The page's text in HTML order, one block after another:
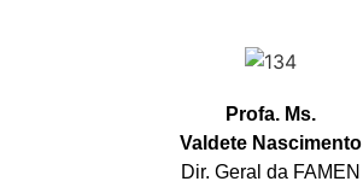
Profa. Ms.
Valdete Nascimento
Dir. Geral da FAMEN